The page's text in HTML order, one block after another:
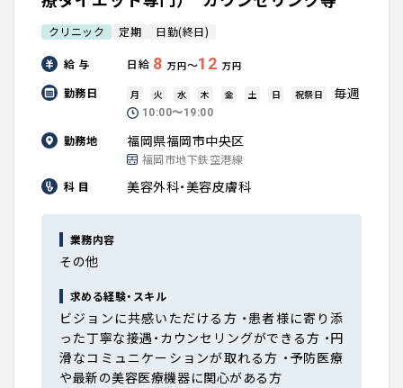
クリニック 定期 日勤(終日)
給 与 日給 8 万円〜12 万円
勤務日 月 火 水 木 金 土 日 祝祭日 毎週
10:00〜19:00
勤務地 福岡県福岡市中央区
福岡市地下鉄空港線
科 目
美容外科・美容皮膚科
業務内容
その他
求める経験・スキル
ビジョンに共感いただける方 ・患者様に寄り添
った丁寧な接遇・カウンセリングができる方 ・円
滑なコミュニケーションが取れる方 ・予防医療
や最新の美容医療機器に関心がある方